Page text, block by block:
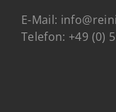
E-Mail:
Telefon: +49 (0)